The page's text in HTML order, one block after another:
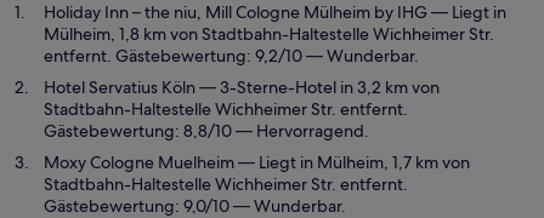
Holiday Inn – the niu, Mill Cologne Mülheim by IHG— Liegt in
Mülheim, 1,8 km von Stadtbahn-Haltestelle Wichheimer Str.
entfernt. Gästebewertung: 9,2/10 — Wunderbar.
Hotel Servatius Köln— 3-Sterne-Hotel in 3,2 km von
Stadtbahn-Haltestelle Wichheimer Str. entfernt.
Gästebewertung: 8,8/10 — Hervorragend.
Moxy Cologne Muelheim— Liegt in Mülheim, 1,7 km von
Stadtbahn-Haltestelle Wichheimer Str. entfernt.
Gästebewertung: 9,0/10 — Wunderbar.